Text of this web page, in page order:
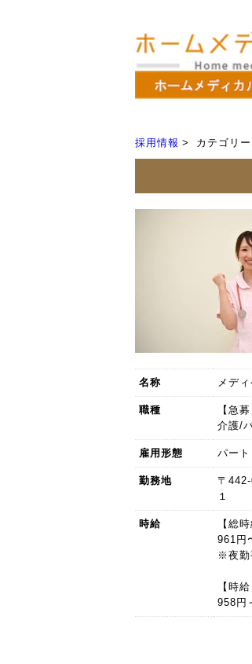
採用情報 カテゴリ
名称 メデ
職種
【急
介護/
雇用形態 パート
勤務地
〒
１
時給
【総時
961円
※夜勤
【時給
958